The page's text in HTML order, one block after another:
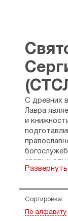
С древних
Лавра
и
святых
учебные
и
Развернуть
Сортировка:
По алфавиту